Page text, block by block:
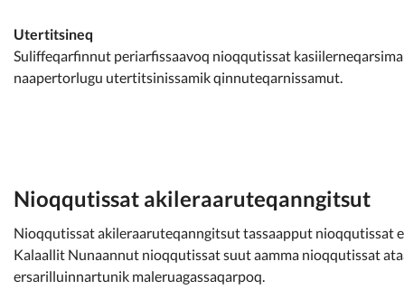
Utertitsineq
Suliffeqarfinnut periarfissaavoq nioqqutissat
naapertorlugu utertitsinissamik qinnuteqarnissamut.
Nioqqutissat akileraaruteqanngitsut
Nioqqutissat akileraaruteqanngitsut tassaapput
Kalaallit Nunaannut nioqqutissat suut aamma nioqqutissat
ersarilluinnartunik maleruagassaqarpoq.